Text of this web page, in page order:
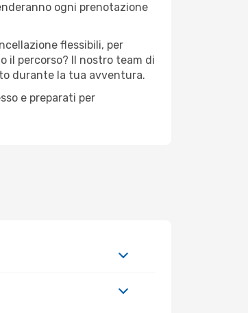
ogni prenotazione
flessibili, per
il percorso? Il nostro team di
durante la tua avventura.
e preparati per